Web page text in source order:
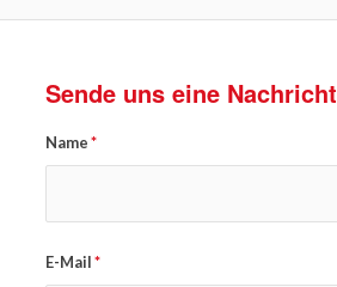
Sende uns eine Nachricht
Name*
E-Mail*